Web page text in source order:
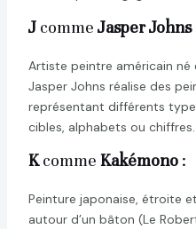
Jcomme Jasper Johns
Artiste peintre américain né
Jasper Johns réalise des
représentant différents
cibles, alphabets ou chiffres.
Kcomme Kakémono :
Peinture japonaise, étroite
autour d’un bâton (Le